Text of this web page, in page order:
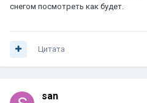
снегом посмотреть как будет.
Цитата
san